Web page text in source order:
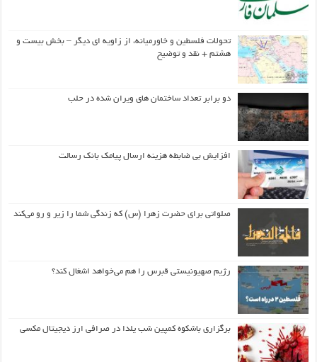
تحولات فلسطین و خاورمیانه، از زاویه ای دیگر – بخش بیست و
هشتم + نقد و توضیح
دو برابر تعداد ساختمان های ویران شده در حلب
افزایش بی ضابطه هزینه ارسال پیامک بانک رسالت
صلواتی برای حضرت زهرا (س) که زندگی شما را زیر و رو می‌کند
رژیم صهیونیستی قبرس را هم می‌خواهد اشغال کند؟
برگزاری باشکوه کمپین شب یلدا در صرافی ارز دیجیتال مکسی